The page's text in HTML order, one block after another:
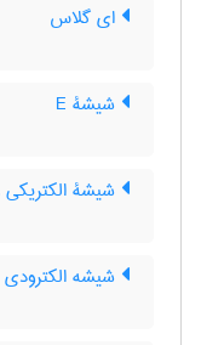
ای گلاس
شیشۀ E
شیشۀ
شیشه الکترودی